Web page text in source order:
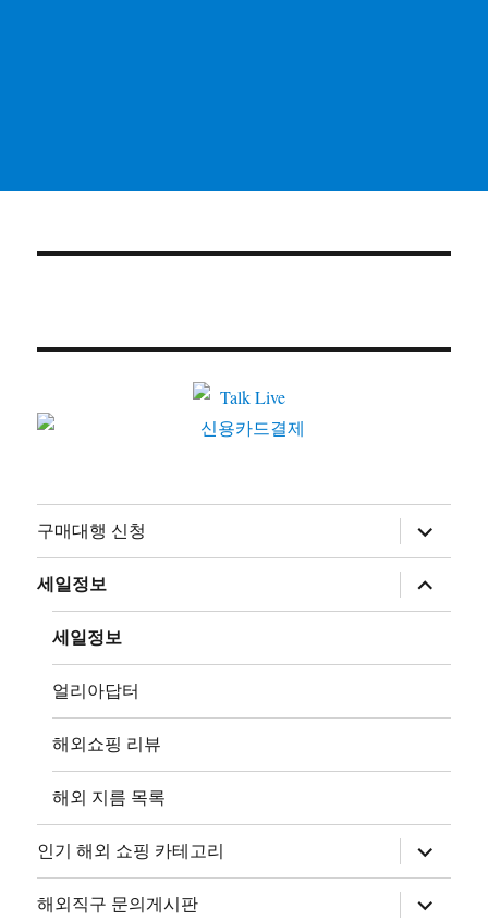
구매대행 신청
하
위
메
뉴
확
장
세일정보
하
위
메
장
세일정보
얼리아답터
해외쇼핑 리뷰
해외 지름 목록
인기 해외 쇼핑 카테고리
하
위
메
뉴
확
해외직구 문의게시판
하
위